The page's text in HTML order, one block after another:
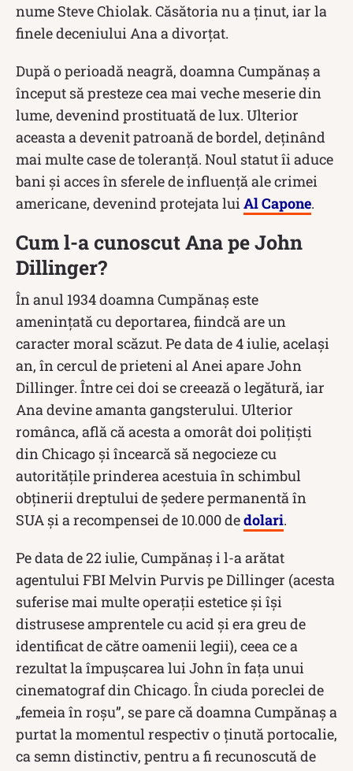
nume Steve Chiolak. Căsătoria nu a ținut, iar la
finele deceniului Ana a divorțat.
După o perioadă neagră, doamna Cumpănaș a
început să presteze cea mai veche meserie din
lume, devenind prostituată de lux. Ulterior
aceasta a devenit patroană de bordel, deținând
mai multe case de toleranță. Noul statut îi aduce
bani și acces în sferele de influență ale crimei
americane, devenind protejata lui Al Capone.
Cum l-a cunoscut Ana pe John
Dillinger?
În anul 1934 doamna Cumpănaș este
amenințată cu deportarea, fiindcă are un
caracter moral scăzut. Pe data de 4 iulie, același
an, în cercul de prieteni al Anei apare John
Dillinger. Între cei doi se creează o legătură, iar
Ana devine amanta gangsterului. Ulterior
românca, află că acesta a omorât doi polițiști
din Chicago și încearcă să negocieze cu
autoritățile prinderea acestuia în schimbul
obținerii dreptului de ședere permanentă în
SUA și a recompensei de 10.000 dedolari.
Pe data de 22 iulie, Cumpănaș i l-a arătat
agentului FBI Melvin Purvis pe Dillinger (acesta
suferise mai multe operații estetice și își
distrusese amprentele cu acid și era greu de
identificat de către oamenii legii), ceea ce a
rezultat la împușcarea lui John în fața unui
cinematograf din Chicago. În ciuda poreclei de
„femeia în roșu”, se pare că doamna Cumpănaș a
purtat la momentul respectiv o ținută portocalie,
ca semn distinctiv, pentru a fi recunoscută de